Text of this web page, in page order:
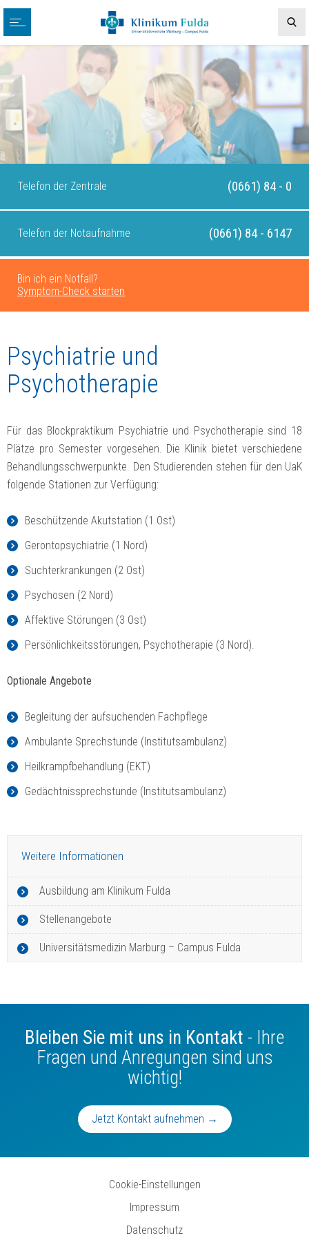
Telefon der Zentrale (0661) 84 - 0
Telefon der Notaufnahme (0661) 84 - 6147
Bin ich ein Notfall?
Symptom-Check starten
Weitere Informationen
Ausbildung am Klinikum Fulda
Stellenangebote
Universitätsmedizin Marburg – Campus Fulda
Psychiatrie und
Psychotherapie
Für das Blockpraktikum Psychiatrie und Psychotherapie sind 18
Plätze pro Semester vorgesehen. Die Klinik bietet verschiedene
Behandlungsschwerpunkte. Den Studierenden stehen für den UaK
folgende Stationen zur Verfügung:
Beschützende Akutstation (1 Ost)
Gerontopsychiatrie (1 Nord)
Suchterkrankungen (2 Ost)
Psychosen (2 Nord)
Affektive Störungen (3 Ost)
Persönlichkeitsstörungen, Psychotherapie (3 Nord).
Optionale Angebote
Begleitung der aufsuchenden Fachpflege
Ambulante Sprechstunde (Institutsambulanz)
Heilkrampfbehandlung (EKT)
Gedächtnissprechstunde (Institutsambulanz)
Bleiben Sie mit uns in Kontakt - Ihre
Fragen und Anregungen sind uns
wichtig!
Jetzt Kontakt aufnehmen →
Cookie-Einstellungen
Impressum
Datenschutz